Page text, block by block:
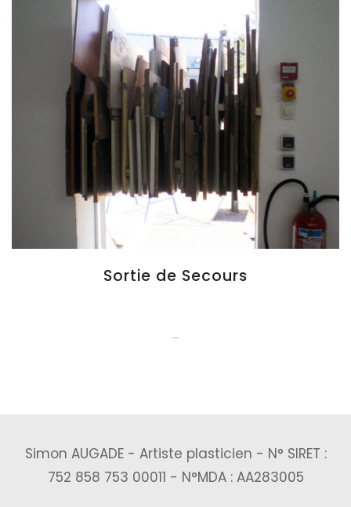
Sortie de Secours
Simon AUGADE - Artiste plasticien - N° SIRET :
752 858 753 00011 - N°MDA : AA283005